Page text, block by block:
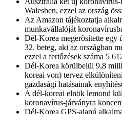
Walesben, ezzel az ország
Az Amazon tájékoztatja
munkavállalóját
Dél-Korea megerősítette egy
32. beteg, aki az országban
ezzel a fertőzések száma 5
Dél-Korea körülbelül 9,8
koreai von) tervez
gazdasági hatásainak
A dél-koreai elnök lemond
koronavírus-járványra
Dél-Korea GPS-alapú